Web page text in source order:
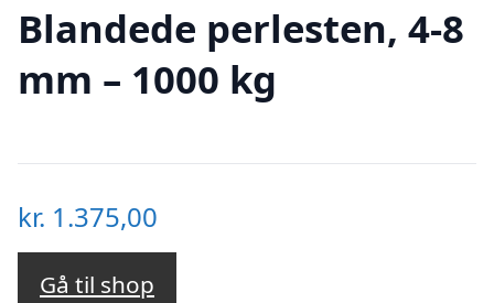
Blandede perlesten, 4-8
mm – 1000 kg
kr. 1.375,00
Gå til shop